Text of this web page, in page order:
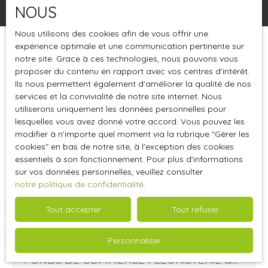
Pertinence
Trier par Créer une alerte
110 000€
FONDS DE COMMERCE FLEURISTERIE &
NOUS
Nous utilisons des cookies afin de vous offrir une
expérience optimale et une communication pertinente sur
notre site. Grace à ces technologies, nous pouvons vous
proposer du contenu en rapport avec vos centres d'intérêt.
Ils nous permettent également d'améliorer la qualité de nos
services et la convivialité de notre site internet. Nous
utiliserons uniquement les données personnelles pour
lesquelles vous avez donné votre accord. Vous pouvez les
modifier à n'importe quel moment via la rubrique ″Gérer les
cookies″ en bas de notre site, à l'exception des cookies
essentiels à son fonctionnement. Pour plus d'informations
sur vos données personnelles, veuillez consulter
notre politique de confidentialité.
Tout accepter Tout refuser
Personnaliser